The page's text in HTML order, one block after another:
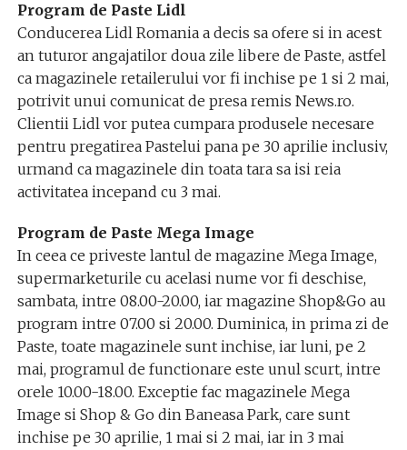
Program de Paste Lidl
Conducerea Lidl Romania a decis sa ofere si in acest
an tuturor angajatilor doua zile libere de Paste, astfel
ca magazinele retailerului vor fi inchise pe 1 si 2 mai,
potrivit unui comunicat de presa remis News.ro.
Clientii Lidl vor putea cumpara produsele necesare
pentru pregatirea Pastelui pana pe 30 aprilie inclusiv,
urmand ca magazinele din toata tara sa isi reia
activitatea incepand cu 3 mai.
Program de Paste Mega Image
In ceea ce priveste lantul de magazine Mega Image,
supermarketurile cu acelasi nume vor fi deschise,
sambata, intre 08.00-20.00, iar magazine Shop&Go au
program intre 07.00 si 20.00. Duminica, in prima zi de
Paste, toate magazinele sunt inchise, iar luni, pe 2
mai, programul de functionare este unul scurt, intre
orele 10.00-18.00. Exceptie fac magazinele Mega
Image si Shop & Go din Baneasa Park, care sunt
inchise pe 30 aprilie, 1 mai si 2 mai, iar in 3 mai